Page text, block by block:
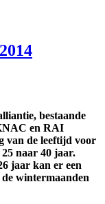
bestaande
en RAI
van de leeftijd voor
naar 40 jaar.
jaar kan er een
wintermaanden